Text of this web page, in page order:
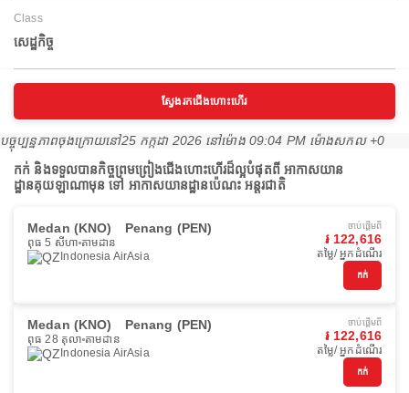
Class
សេដ្ឋកិច្ច
ស្វែងរកជើងហោះហើរ
បច្ចុប្បន្នភាពចុងក្រោយនៅ25 កក្កដា 2026 នៅ​ម៉ោង 09:04 PM ម៉ោង​សកល +0
កក់ និងទទួលបានកិច្ចព្រមព្រៀងជើងហោះហើរដ៏ល្អបំផុតពី អាកាសយាន
ដ្ឋានគុយឡាណាមុន ទៅ អាកាសយានដ្ឋានប៉េណះ អន្តរជាតិ
Medan (KNO) Penang (PEN)
ពុធ 5 សីហា តាមដាន
Indonesia AirAsia
ចាប់ផ្ដើមពី
៛ 122,616
តម្លៃ/ អ្នកដំណើរ
កក់
Medan (KNO) Penang (PEN)
ពុធ 28 តុលា តាមដាន
Indonesia AirAsia
ចាប់ផ្ដើមពី
៛ 122,616
តម្លៃ/ អ្នកដំណើរ
កក់